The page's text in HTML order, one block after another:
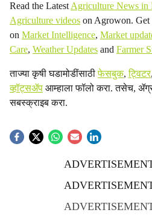
Read the Latest Agriculture News in
Agriculture videos on Agrowon. Get
on Market Intelligence, Market
Care, Weather Updates and Farmer
ताज्या कृषी घडामोडींसाठीफेसबुक,ट्विटर
व्हॉट्सॲप आम्हाला फॉलो करा. तसेच,
सबस्क्राइब करा.